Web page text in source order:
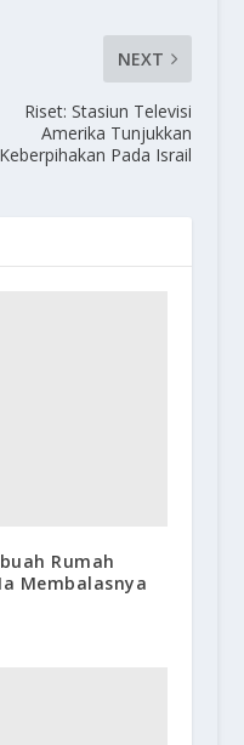
NEXT
Riset: Stasiun Televisi
Amerika Tunjukkan
Keberpihakan Pada Israil
Rumah
Membalasnya